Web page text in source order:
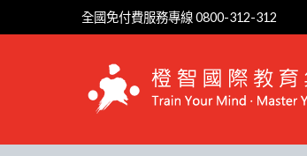
全國免付費服務專線 0800-312-312